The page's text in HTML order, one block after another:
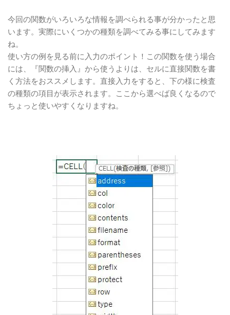
今回の関数がいろいろな情報を調べられる事が分かったと思
います。実際にいくつかの種類を調べてみる事にしてみます
ね。
使い方の例を見る前に入力のポイント！この関数を使う場合
には、『関数の挿入』から使うよりは、セルに直接関数を書
く方法をおススメします。直接入力をすると、下の様に検査
の種類の項目が表示されます。ここから選べば良くなるので
ちょっと使いやすくなりますね。